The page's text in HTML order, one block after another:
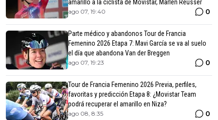
amarillo a la ciclista de Movistar, Marlen Reusser
ago 07, 19:40 0
Parte médico y abandonos Tour de Francia
Femenino 2026 Etapa 7: Mavi García se va al suelo
el día que abandona Van der Breggen
ago 07, 19:23 0
Tour de Francia Femenino 2026 Previa, perfiles,
favoritas y predicción Etapa 8: ¿Movistar Team
podrá recuperar el amarillo en Niza?
ago 08, 8:35 0